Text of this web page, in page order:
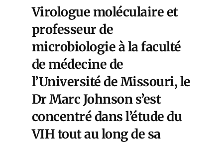
Virologue moléculaire et
professeur de
microbiologie à la faculté
de médecine de
l’Université de Missouri, le
Dr Marc Johnsons’est
concentré dans l’étude du
VIH tout au long de sa